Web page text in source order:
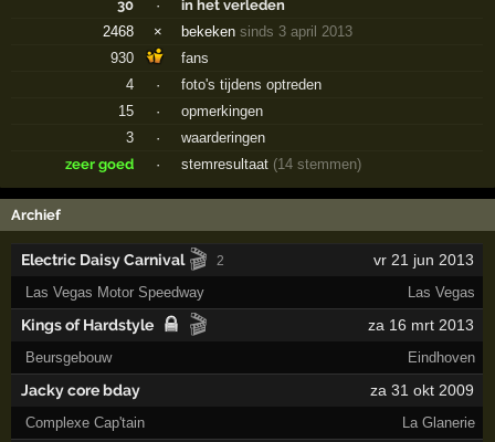
30
·
in het verleden
2468
× bekekensinds 3 april 2013
930
fans
4
·
foto's tijdens optreden
15
·
opmerkingen
3
·
waarderingen
zeer goed
· stemresultaat (14 stemmen)
Archief
Electric Daisy Carnival 🎬 2 vr 21 jun 2013
Las Vegas Motor Speedway Las Vegas
Kings of Hardstyle 🎬 za 16 mrt 2013
Beursgebouw Eindhoven
Jacky core bday za 31 okt 2009
Complexe Cap'tain La Glanerie